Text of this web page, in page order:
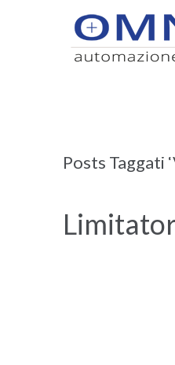
Posts Taggati